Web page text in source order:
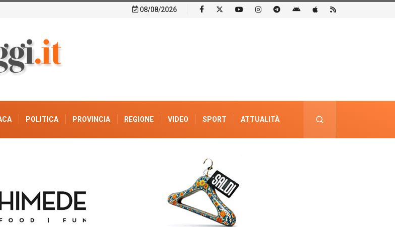
08/08/2026
POLITICA PROVINCIA REGIONE VIDEO SPORT ATTUALITÀ
PUBBLICITÀ ELETTORALE